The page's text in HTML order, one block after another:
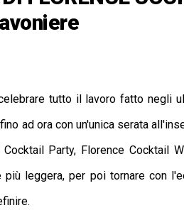
tutto il lavoro fatto negli
ad ora con un'unica serata
Party, Florence Cocktail
più leggera, per poi tornare con